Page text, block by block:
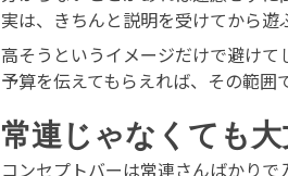
実は、きちんと説明を受けてから遊
高そうというイメージだけで避けて
予算を伝えてもらえれば、その範囲
常連じゃなくても
コンセプトバーは常連さんばかりで